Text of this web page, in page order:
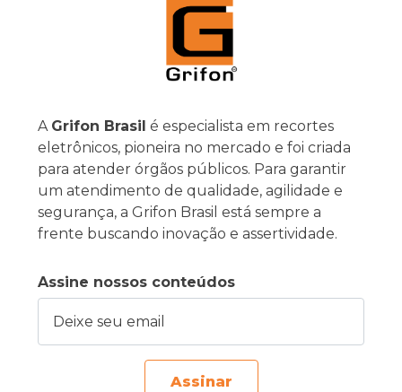
A Grifon Brasil é especialista em recortes
eletrônicos, pioneira no mercado e foi criada
para atender órgãos públicos. Para garantir
um atendimento de qualidade, agilidade e
segurança, a Grifon Brasil está sempre a
frente buscando inovação e assertividade.
Assine nossos conteúdos
Assinar